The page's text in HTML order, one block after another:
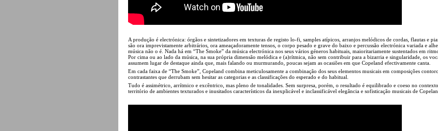
A produção é electrónica: órgãos e sintetizadores em texturas de registo lo-fi, samples atípicos, arranjos melódicos de cordas, flautas e
são ora imprevistamente arbitrários, ora ameaçadoramente tensos, o corpo pesado e grave do baixo e percussão electrónica variada e
música não o é. Nada há em “The Smoke” da música electrónica nos seus vários géneros habituais, maioritariamente sustentados em
Por cima ou ao lado da música, na sua própria dimensão melódica e (a)rítmica, não sem contribuir para a bizarria e singularidade, os
assumem lugar de destaque ainda que, mais falando ou murmurando, poucas sejam as ocasiões em que Copeland efectivamente canta.
Em cada faixa de “The Smoke”, Copeland combina meticulosamente a combinação dos seus elementos musicais em composições
contrastantes que derrubam sem hesitar as categorias e as classificações do esperado e do habitual.
Tudo é assimétrico, arrítmico e excêntrico, mas pleno de tonalidades. Sem surpresa, porém, o resultado é equilibrado e coeso no
território de ambientes texturados e inusitados característicos da inexplicável e inclassificável elegância e sofisticação musicais de